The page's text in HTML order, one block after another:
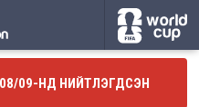
09-НД НИЙТЛЭГДСЭН